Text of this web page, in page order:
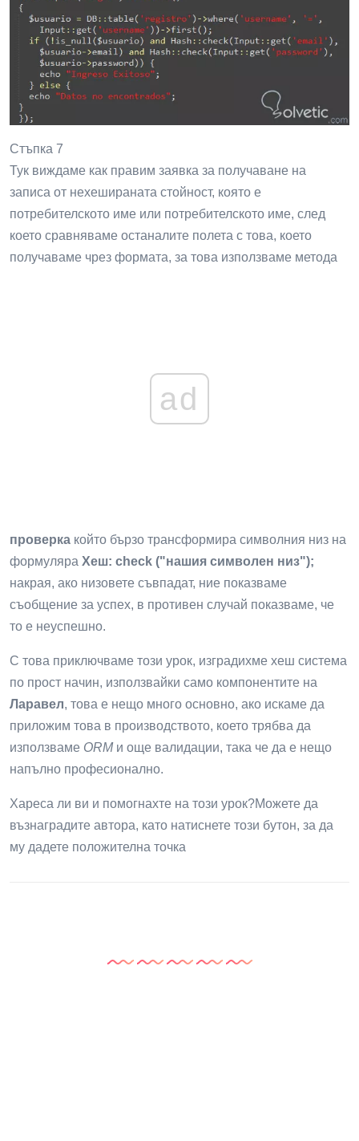
Стъпка 7
Тук виждаме как правим заявка за получаване на
записа от нехешираната стойност, която е
потребителското име или потребителското име, след
което сравняваме останалите полета с това, което
получаваме чрез формата, за това използваме метода
ad
проверка който бързо трансформира символния низ на
формуляра Хеш: check ("нашия символен низ");
накрая, ако низовете съвпадат, ние показваме
съобщение за успех, в противен случай показваме, че
то е неуспешно.
С това приключваме този урок, изградихме хеш система
по прост начин, използвайки само компонентите на
Ларавел, това е нещо много основно, ако искаме да
приложим това в производството, което трябва да
използваме ORMи още валидации, така че да е нещо
напълно професионално.
Хареса ли ви и помогнахте на този урок?Можете да
възнаградите автора, като натиснете този бутон, за да
му дадете положителна точка